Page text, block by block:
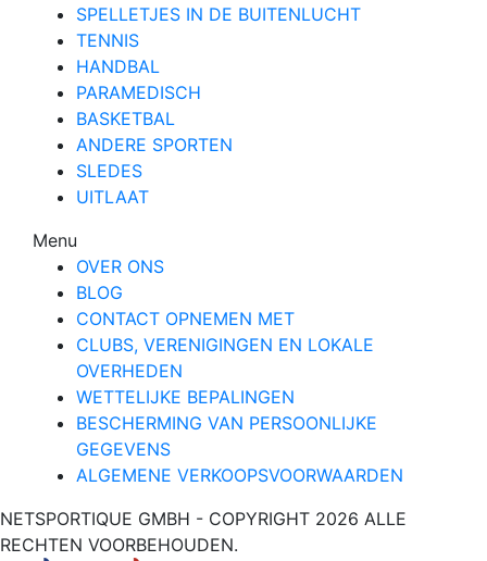
SPELLETJES IN DE BUITENLUCHT
TENNIS
HANDBAL
PARAMEDISCH
BASKETBAL
ANDERE SPORTEN
SLEDES
UITLAAT
Menu
OVER ONS
BLOG
CONTACT OPNEMEN MET
CLUBS, VERENIGINGEN EN LOKALE
OVERHEDEN
WETTELIJKE BEPALINGEN
BESCHERMING VAN PERSOONLIJKE
GEGEVENS
ALGEMENE VERKOOPSVOORWAARDEN
NETSPORTIQUE GMBH - COPYRIGHT 2026 ALLE
RECHTEN VOORBEHOUDEN.